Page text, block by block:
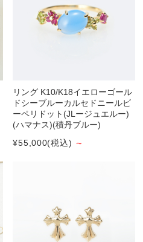
リング K10/K18イエローゴール
ドシーブルーカルセドニールビ
ーペリドット(JLージュエルー)
(ハマナス)(積丹ブルー)
¥55,000(税込) ～